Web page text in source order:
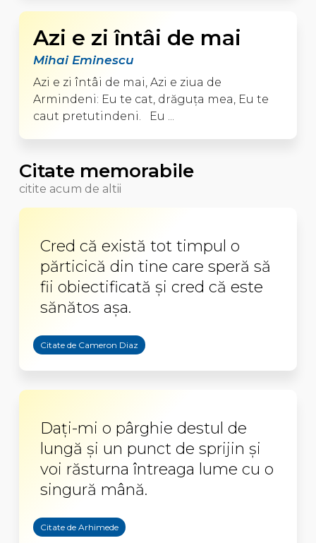
Azi e zi întâi de mai
Mihai Eminescu
Azi e zi întâi de mai, Azi e ziua de
Armindeni: Eu te cat, drăguţa mea, Eu te
caut pretutindeni. Eu ...
Citate memorabile
citite acum de altii
Cred că există tot timpul o
părticică din tine care speră să
fii obiectificată şi cred că este
sănătos aşa.
Citate de Cameron Diaz
Daţi-mi o pârghie destul de
lungă şi un punct de sprijin şi
voi răsturna întreaga lume cu o
singură mână.
Citate de Arhimede